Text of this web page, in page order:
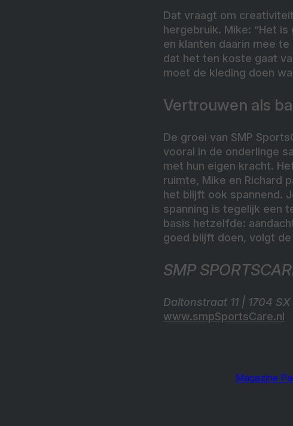
Dat vraagt om
hergebruik. Mike: “Het
en klanten daarin mee
dat het ten koste gaat
moet de kleding doen
Vertrouwen als
De groei van SMP
vooral in de onderlinge
met hun eigen kracht.
ruimte, Mike en Richard
het blijft ook spannend.
spanning is tegelijk een
basis hetzelfde:
goed blijft doen, volgt
SMP
Daltonstraat 11 | 1704
www.smpSportsCare.nl
Magazine